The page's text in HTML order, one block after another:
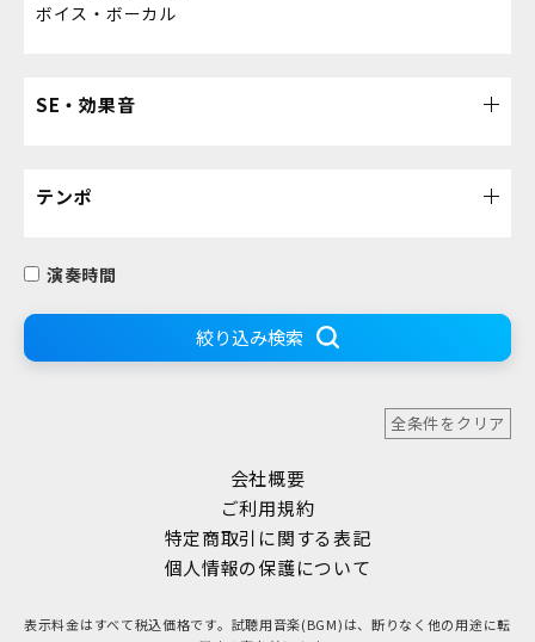
ボイス・ボーカル
SE・効果音
テンポ
演奏時間
絞り込み検索
全条件をクリア
会社概要
ご利用規約
特定商取引に関する表記
個人情報の保護について
表示料金はすべて税込価格です。試聴用音楽(BGM)は、断りなく他の用途に転